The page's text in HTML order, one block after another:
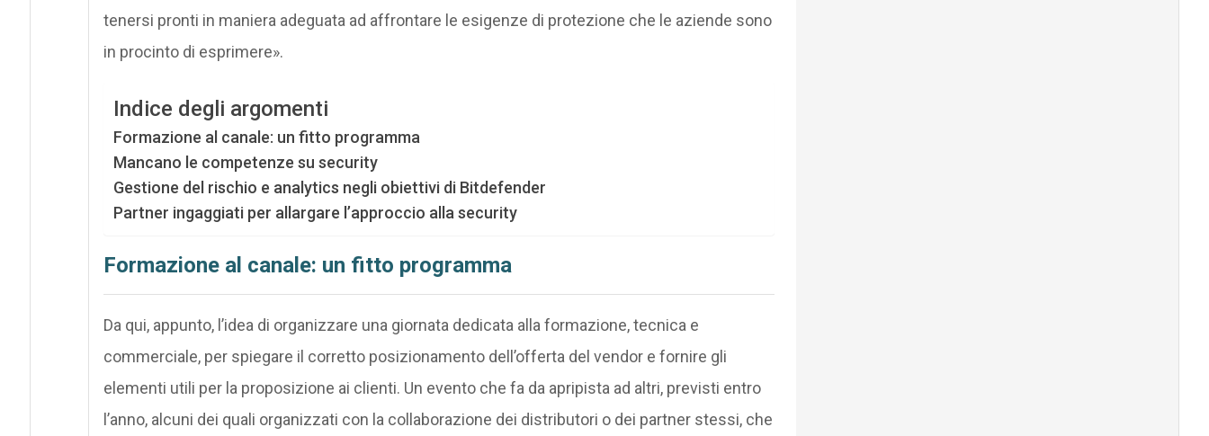
tenersi pronti in maniera adeguata ad affrontare le esigenze di protezione che le aziende sono
in procinto di esprimere».
Indice degli argomenti
Formazione al canale: un fitto programma
Mancano le competenze su security
Gestione del rischio e analytics negli obiettivi di Bitdefender
Partner ingaggiati per allargare l’approccio alla security
Formazione al canale: un fitto programma
Da qui, appunto, l’idea di organizzare una giornata dedicata alla formazione, tecnica e
commerciale, per spiegare il corretto posizionamento dell’offerta del vendor e fornire gli
elementi utili per la proposizione ai clienti. Un evento che fa da apripista ad altri, previsti entro
l’anno, alcuni dei quali organizzati con la collaborazione dei distributori o dei partner stessi, che